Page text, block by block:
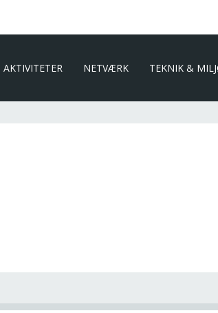
AKTIVITETER NETVÆRK TEKNIK &